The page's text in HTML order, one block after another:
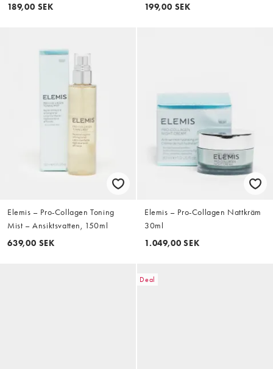
189,00 SEK
199,00 SEK
Elemis – Pro-Collagen Toning
Mist – Ansiktsvatten, 150ml
639,00 SEK
Elemis – Pro-Collagen Nattkräm
30ml
1.049,00 SEK
Deal